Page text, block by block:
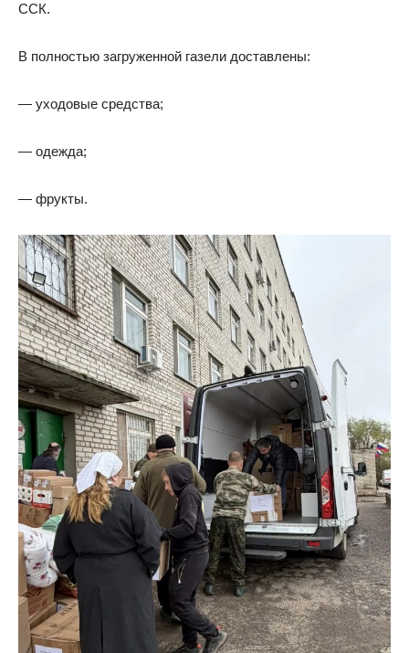
ССК.
В полностью загруженной газели доставлены:
— уходовые средства;
— одежда;
— фрукты.